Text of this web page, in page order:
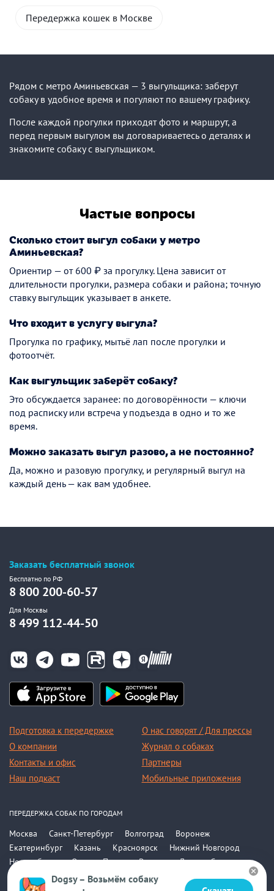
Dogsy – Возьмём собаку
Передержка кошек в Москве
Рядом с метро Аминьевская — 3 выгульщика: заберут
собаку в удобное время и погуляют по вашему графику.
После каждой прогулки приходят фото и маршрут, а
перед первым выгулом вы договариваетесь о деталях и
знакомите собаку с выгульщиком.
Частые вопросы
Сколько стоит выгул собаки у метро
Аминьевская?
Ориентир — от 600 ₽ за прогулку. Цена зависит от
длительности прогулки, размера собаки и района; точную
ставку выгульщик указывает в анкете.
Что входит в услугу выгула?
Прогулка по графику, мытьё лап после прогулки и
фотоотчёт.
Как выгульщик заберёт собаку?
Это обсуждается заранее: по договорённости — ключи
под расписку или встреча у подъезда в одно и то же
время.
Можно заказать выгул разово, а не постоянно?
Да, можно и разовую прогулку, и регулярный выгул на
каждый день — как вам удобнее.
Заказать бесплатный звонок
Бесплатно по РФ
8 800 200-60-57
Для Москвы
8 499 112-44-50
Подготовка к передержке
О компании
Контакты и офис
Наш подкаст
О нас говорят / Для прессы
Журнал о собаках
Партнеры
Мобильные приложения
ПЕРЕДЕРЖКА СОБАК ПО ГОРОДАМ
Москва Санкт-Петербург Волгоград
Воронеж
Екатеринбург
Казань Красноярск
Нижний Новгород
Новосибирск
Омск Пермь Ростов-на-Дону
Самара
Саратов
Уфа Челябинск Все города